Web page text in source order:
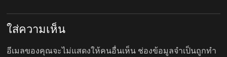
ใส่ความเห็น
อีเมลของคุณจะไม่แสดงให้คนอื่นเห็น ช่องข้อมูลจำเป็นถูกทำ